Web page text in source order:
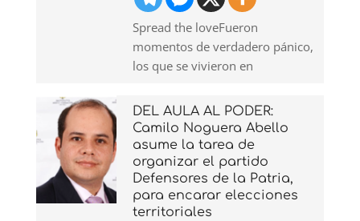
Spread the loveFueron
momentos de verdadero pánico,
los que se vivieron en
DEL AULA AL PODER:
Camilo Noguera Abello
asume la tarea de
organizar el partido
Defensores de la Patria,
para encarar elecciones
territoriales